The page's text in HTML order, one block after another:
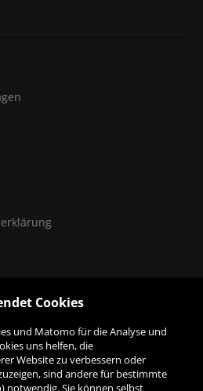
Rechnung
Cookies
und Matomo für die Analyse und
uns helfen, die
Website zu verbessern oder
sind andere für bestimmte
notwendig. Sie können selbst